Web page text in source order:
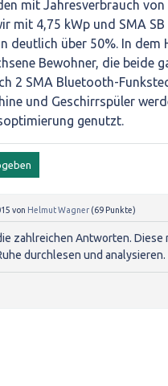
mit Jahresverbrauch von
mit 4,75 kWp und SMA SB
deutlich über 50%. In dem
Bewohner, die beide
2 SMA Bluetooth-
und Geschirrspüler
genutzt.
von Helmut Wagner (69 Punkte)
zahlreichen Antworten. Diese
durchlesen und analysieren.